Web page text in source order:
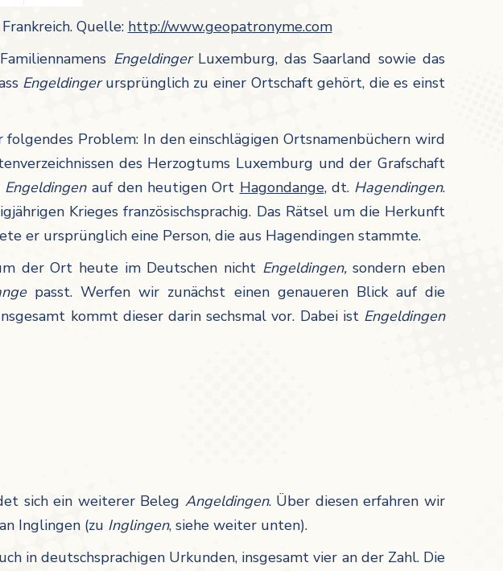
Quelle: http://www.geopatronyme.com
Engeldinger Luxemburg, das Saarland sowie das
Engeldingerursprünglich zu einer Ortschaft gehört, die es einst
Problem: In den einschlägigen Ortsnamenbüchern wird
des Herzogtums Luxemburg und der Grafschaft
Engeldingen auf den heutigen Ort Hagondange, dt. Hagendingen.
Krieges französischsprachig. Das Rätsel um die Herkunft
er ursprünglich eine Person, die aus Hagendingen stammte.
der Ort heute im Deutschen nicht Engeldingen,sondern eben
passt. Werfen wir zunächst einen genaueren Blick auf die
kommt dieser darin sechsmal vor. Dabei ist Engeldingen
sich ein weiterer Beleg Angeldingen. Über diesen erfahren wir
Inglingen (zu Inglingen, siehe weiter unten).
in deutschsprachigen Urkunden, insgesamt vier an der Zahl. Die